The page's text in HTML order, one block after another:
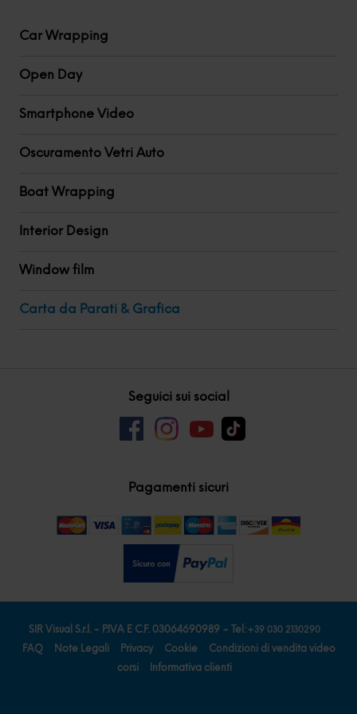
Car Wrapping
Open Day
Smartphone Video
Oscuramento Vetri Auto
Boat Wrapping
Interior Design
Window film
Carta da Parati & Grafica
Seguici sui social
Pagamenti sicuri
SIR Visual S.r.l. - P.IVA E C.F. 03064690989 - Tel:+39 030 2130290
FAQ Note Legali Privacy Cookie
Condizioni di vendita video
corsi
Informativa clienti